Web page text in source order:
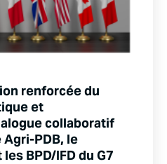
renforcée du
et
collaboratif
PDB, le
BPD/IFD du G7